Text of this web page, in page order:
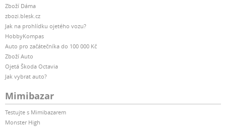
Zboží Dáma
zbozi.blesk.cz
Jak na prohlídku ojetého vozu?
HobbyKompas
Auto pro začátečníka do 100 000 Kč
Zboží Auto
Ojetá Škoda Octavia
Jak vybrat auto?
Mimibazar
Testujte s Mimibazarem
Monster High